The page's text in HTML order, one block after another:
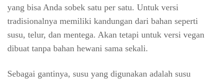
yang bisa Anda sobek satu per satu. Untuk versi
tradisionalnya memiliki kandungan dari bahan seperti
susu, telur, dan mentega. Akan tetapi untuk versi vegan
dibuat tanpa bahan hewani sama sekali.
Sebagai gantinya, susu yang digunakan adalah susu